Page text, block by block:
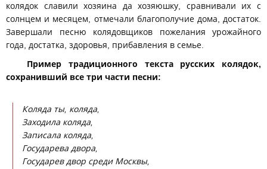
колядок славили хозяина да хозяюшку, сравнивали их с
солнцем и месяцем, отмечали благополучие дома, достаток.
Завершали песню колядовщиков пожелания урожайного
года, достатка, здоровья, прибавления в семье.
Пример традиционного текста русских колядок,
сохранивший все три части песни:
Коляда ты, коляда,
Заходила коляда,
Записала коляда,
Государева двора,
Государев двор среди Москвы,